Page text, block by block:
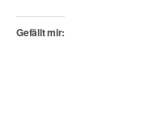
Gefällt mir: